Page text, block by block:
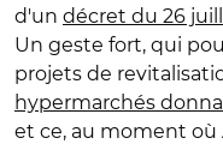
d'un décret du 26
Un geste fort, qui
projets de
hypermarchés
et ce, au moment